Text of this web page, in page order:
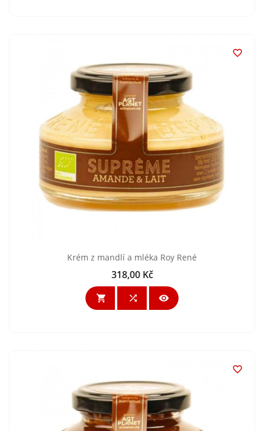

Krém z mandlí a mléka Roy René
Cena
318,00 Kč
  
